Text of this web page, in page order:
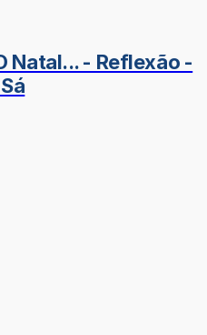
Natal... - Reflexão -